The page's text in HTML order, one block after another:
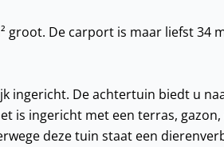
groot. De carport is maar liefst 34
ingericht. De achtertuin biedt u
is ingericht met een terras,
deze tuin staat een